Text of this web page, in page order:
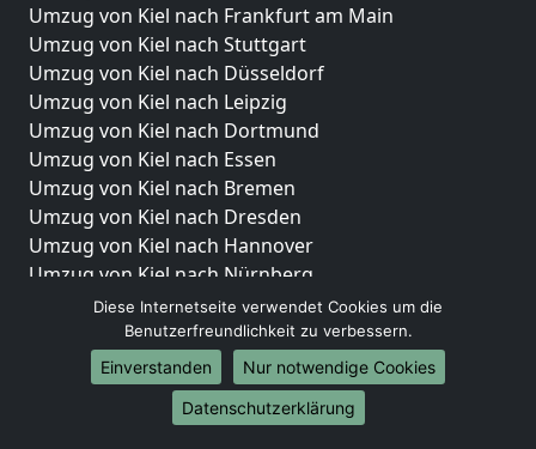
Umzug von Kiel nach Frankfurt am Main
Umzug von Kiel nach Stuttgart
Umzug von Kiel nach Düsseldorf
Umzug von Kiel nach Leipzig
Umzug von Kiel nach Dortmund
Umzug von Kiel nach Essen
Umzug von Kiel nach Bremen
Umzug von Kiel nach Dresden
Umzug von Kiel nach Hannover
Umzug von Kiel nach Nürnberg
Umzug von Kiel nach Duisburg
Umzug von Kiel nach Bochum
Umzug von Kiel nach Wuppertal
Umzug von Kiel nach Bielefeld
Umzug von Kiel nach Bonn
Diese Internetseite verwendet Cookies um die
Benutzerfreundlichkeit zu verbessern.
Einverstanden
Nur notwendige Cookies
Datenschutzerklärung